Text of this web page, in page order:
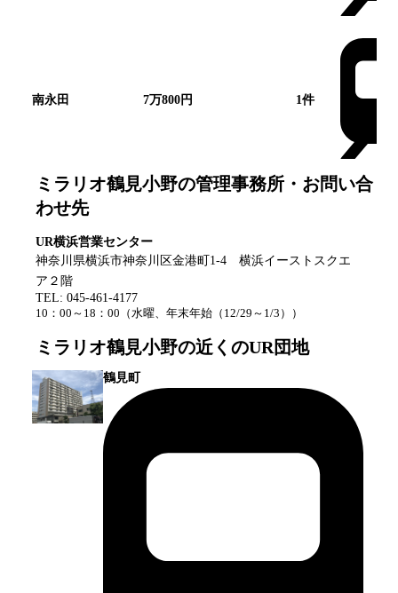
南永田 7万800円 1件
ミラリオ鶴見小野の管理事務所・お問い合
わせ先
UR横浜営業センター
神奈川県横浜市神奈川区金港町1-4 横浜イーストスクエ
ア２階
TEL: 045-461-4177
10：00～18：00 （水曜、年末年始（12/29～1/3） ）
ミラリオ鶴見小野の近くのUR団地
鶴見町